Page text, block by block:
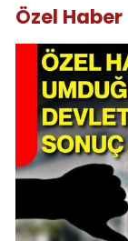
Özel Haber